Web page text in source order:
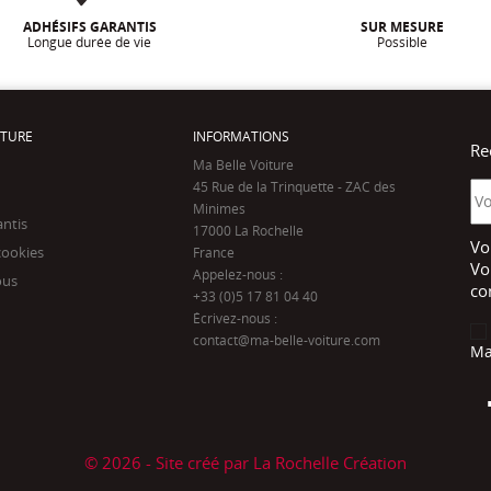
ADHÉSIFS GARANTIS
Longue durée de vie
SUR MESURE
Possible
INFORMATIONS
Ma Belle Voiture
45 Rue de la Trinquette - ZAC des
Minimes
17000 La Rochelle
France
Appelez-nous :
+33 (0)5 17 81 04 40
Écrivez-nous :
contact@ma-belle-voiture.com
© 2026 - Site créé par La Rochelle Création